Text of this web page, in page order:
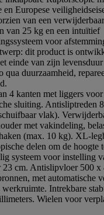
en Europese
van een
van 25 kg en een intuïtief
voor
dit product is
einde van zijn
qua duurzaamheid,
4 kanten met liggers
sluiting. Antisliptreden
vlak).
met vakindeling,
(max. 10 kg). XL-
delen om de hoogte
systeem voor instelling
23 cm. Antislipvloer 500
met automatische
Intrekbare
Wielen voor